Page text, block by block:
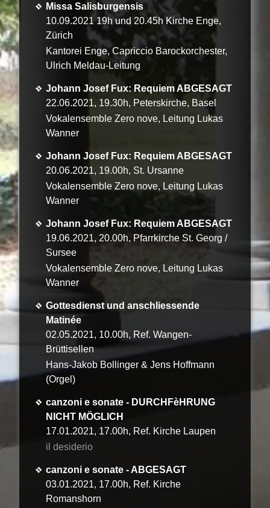
Missa Salisburgensis
10.09.2021 19h und 20.45h Kirche Enge,
Zürich
Kantorei Enge, Capriccio Barockorchester,
Ulrich Meldau-Leitung
Johann Josef Fux: Requiem ABGESAGT
22.06.2021, 19.30h, Peterskirche, Basel
Vokalensemble Zero nove, Leitung Lukas
Wanner
Johann Josef Fux: Requiem ABGESAGT
20.06.2021, 19.00h, St. Ursanne
Vokalensemble Zero nove, Leitung Lukas
Wanner
Johann Josef Fux: Requiem ABGESAGT
19.06.2021, 20.00h, Pfarrkirche St. Georg /
Sursee
Vokalensemble Zero nove, Leitung Lukas
Wanner
Gottesdienst und anschliessende
Matinée
02.05.2021, 10.00h, Ref. Wangen-
Brüttisellen
Hans-Jakob Bollinger & Jens Hoffmann
(Orgel)
canzoni e sonate - DURCHFèHRUNG
NICHT MÖGLICH
17.01.2021, 17.00h, Ref. Kirche Laupen
il desiderio
canzoni e sonate - ABGESAGT
03.01.2021, 17.00h, Ref. Kirche
Romanshorn